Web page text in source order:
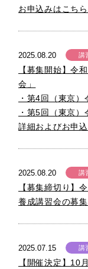
お申込みはこちら
2025.08.20 講
【募集開始】令
会」
・第4回（東京
・第5回（東京
詳細およびお申
2025.08.20 講
【募集締切り】
養成講習会の募
2025.07.15 講
【開催決定】10